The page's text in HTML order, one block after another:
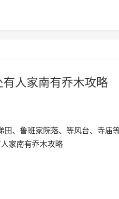
人家南有乔木攻略
、鲁班家院落、等风台、寺庙
家南有乔木攻略